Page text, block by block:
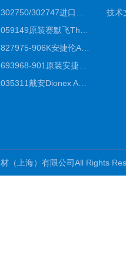
827975-906K安捷伦Agilent原装ZORBAX液相色谱柱*
035311戴安Dionex AS4分析柱阴离子交换色谱柱厂家
技术
材（上海）有限公司All Rights